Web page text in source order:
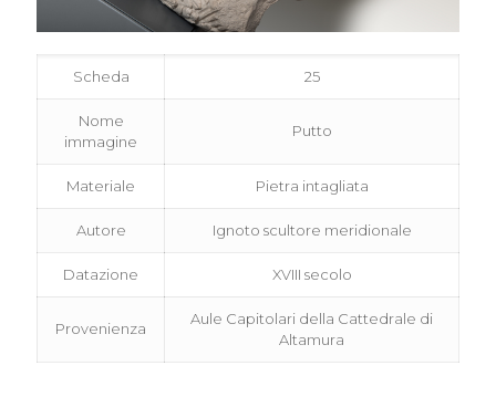
Scheda 25
Nome
immagine
Putto
Materiale Pietra intagliata
Autore Ignoto scultore meridionale
Datazione XVIII secolo
Provenienza
Aule Capitolari della Cattedrale di
Altamura